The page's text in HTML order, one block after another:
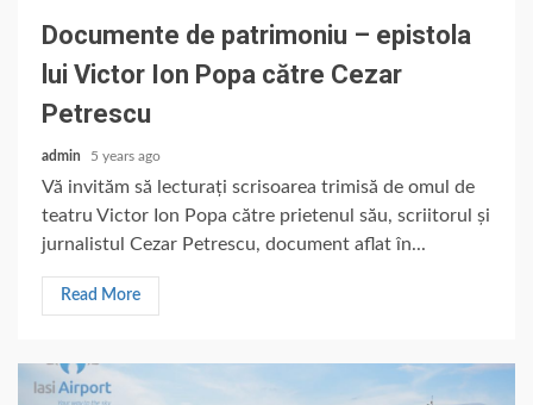
Documente de patrimoniu – epistola
lui Victor Ion Popa către Cezar
Petrescu
admin 5 years ago
Vă invităm să lecturați scrisoarea trimisă de omul de
teatru Victor Ion Popa către prietenul său, scriitorul și
jurnalistul Cezar Petrescu, document aflat în...
Read More